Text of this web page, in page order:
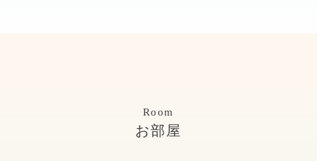
Room
お部屋